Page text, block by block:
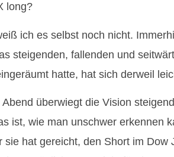
long?
ich es selbst noch nicht.
steigenden, fallenden und
hatte, hat sich derweil
überwiegt die Vision
ist, wie man unschwer erkennen
sie hat gereicht, den Short im Dow